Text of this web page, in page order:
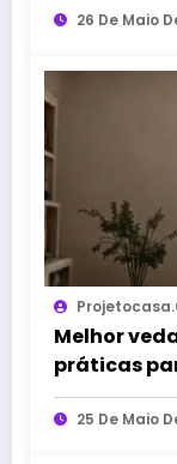
26 De Maio
Melhor
práticas
25 De Maio